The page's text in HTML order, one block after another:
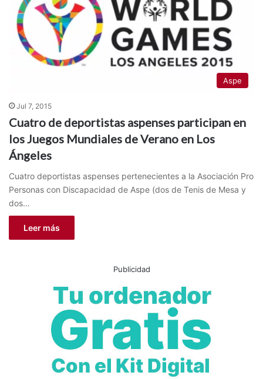
Aspe
Jul 7, 2015
Cuatro de deportistas aspenses participan en
los Juegos Mundiales de Verano en Los
Ángeles
Cuatro deportistas aspenses pertenecientes a la Asociación Pro
Personas con Discapacidad de Aspe (dos de Tenis de Mesa y
dos…
Leer más
Publicidad